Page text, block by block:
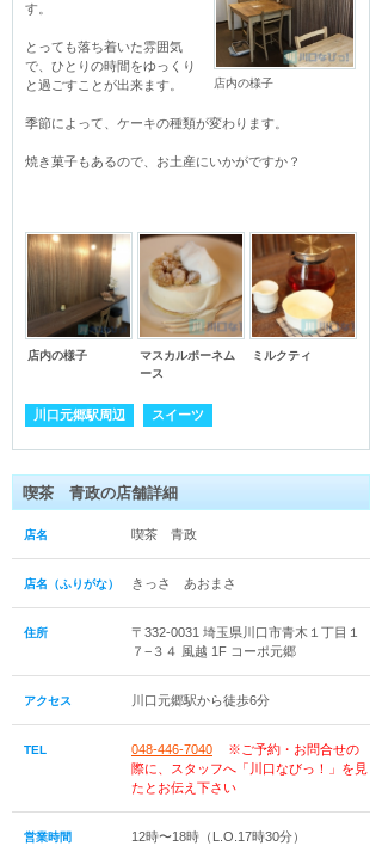
店内の様子
す。
とっても落ち着いた雰囲気
で、ひとりの時間をゆっくり
と過ごすことが出来ます。
季節によって、ケーキの種類が変わります。
焼き菓子もあるので、お土産にいかがですか？
店内の様子
マスカルポーネム
ース
ミルクティ
川口元郷駅周辺 スイーツ
喫茶 青政の店舗詳細
店名 喫茶 青政
店名（ふりがな） きっさ あおまさ
住所
〒332-0031 埼玉県川口市青木１丁目１
７−３４ 風越 1F コーポ元郷
アクセス 川口元郷駅から徒歩6分
TEL 048-446-7040
※ご予約・お問合せの
際に、スタッフへ「川口なびっ！」を見
たとお伝え下さい
営業時間 12時〜18時（L.O.17時30分）